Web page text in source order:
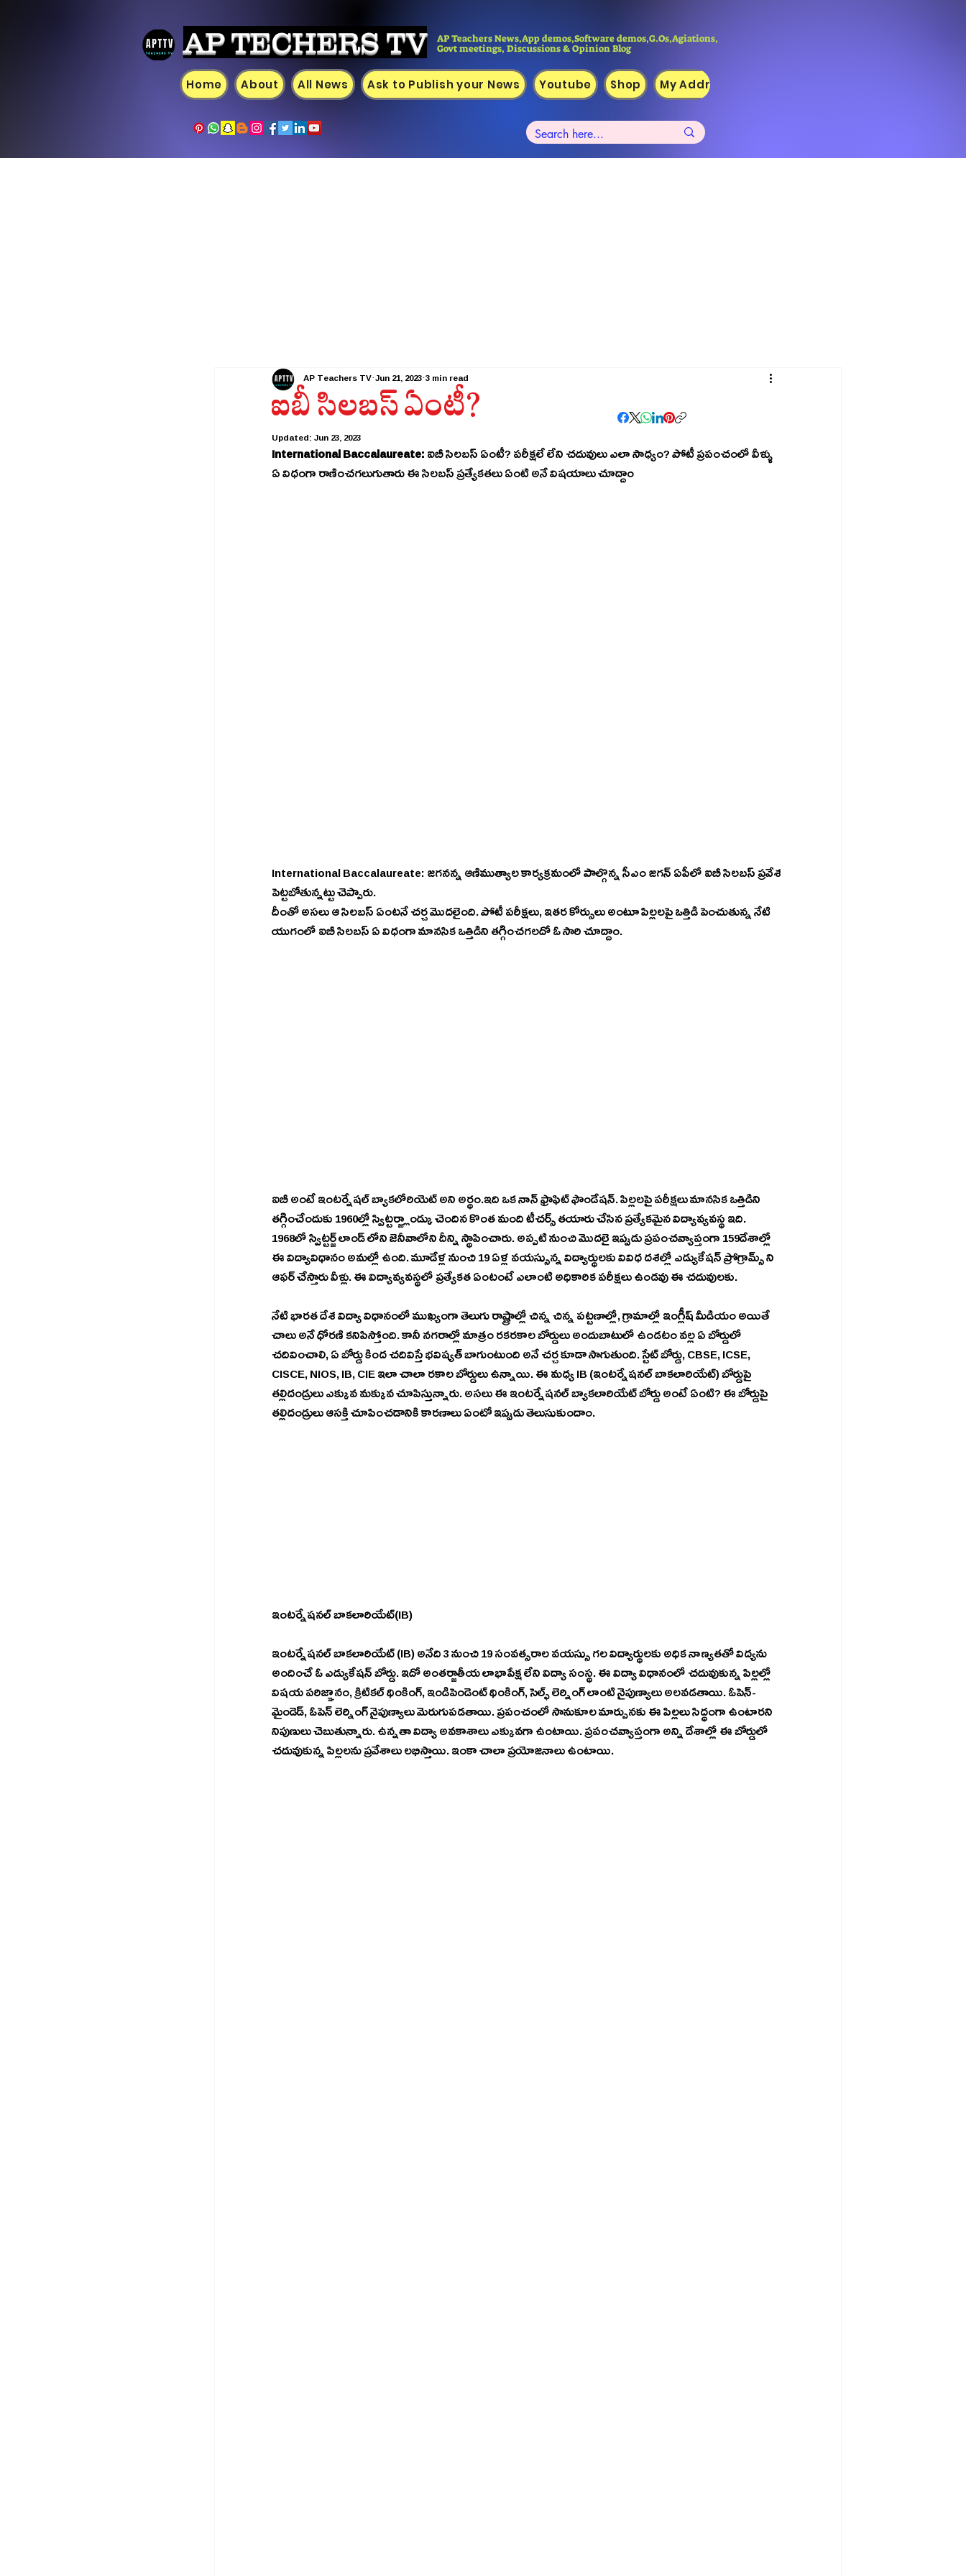
Home About All News Ask to Publish your News Youtube Shop My Addresses
AP TECHERS TV
AP Teachers News,App demos,Software demos,G.Os,Agiations,
Govt meetings, Discussions & Opinion Blog
ఐబీ సిలబస్‌ ఏంటీ?
AP Teachers TV Jun 21, 2023 3 min read
Updated:Jun 23, 2023
International Baccalaureate: ఐబీ సిలబస్‌ ఏంటీ? పరీక్షలే లేని చదువులు ఎలా సాధ్యం? పోటీ ప్రపంచంలో వీళ్ళు
ఏ విధంగా రాణించగలుగుతారు ఈ సిలబస్ ప్రత్యేకతలు ఏంటి అనే విషయాలు చూద్దాం
International Baccalaureate: జగనన్న ఆణిముత్యాల కార్యక్రమంలో పాల్గొన్న సీఎం జగన్ ఏపీలో ఐబీ సిలబస్ ప్రవేశ
పెట్టబోతున్నట్టు చెప్పారు.
దీంతో అసలు ఆ సిలబస్ ఏంటనే చర్చ మొదలైంది. పోటీ పరీక్షలు, ఇతర కోర్సులు అంటూ పిల్లలపై ఒత్తిడి పెంచుతున్న నేటి
యుగంలో ఐబీ సిలబస్ ఏ విధంగా మానసిక ఒత్తిడిని తగ్గించగలదో ఓ సారి చూద్దాం.
ఐబీ అంటే ఇంటర్నేషల్ బ్యాకలోరియెట్ అని అర్థం.ఇది ఒక నాన్ ఫ్రాఫిట్ ఫౌండేషన్. పిల్లలపై పరీక్షలు మానసిక ఒత్తిడిని
తగ్గించేందుకు 1960ల్లో స్విట్టర్జ్లాండ్కు చెందిన కొంత మంది టీచర్స్ తయారు చేసిన ప్రత్యేకమైన విద్యావ్యవస్థ ఇది.
1968లో స్విట్టర్జ్ లాండ్ లోని జెనీవాలోని దీన్ని స్థాపించారు. అప్పటి నుంచి మొదలై ఇప్పుడు ప్రపంచవ్యాప్తంగా 159దేశాల్లో
ఈ విద్యావిధానం అమల్లో ఉంది. మూడేళ్ల నుంచి 19 ఏళ్ల వయస్సున్న విద్యార్థులకు వివిధ దశల్లో ఎడ్యుకేషన్ ప్రోగ్రామ్స్ ని
ఆఫర్ చేస్తారు వీళ్లు. ఈ విద్యావ్యవస్థలో ప్రత్యేకత ఏంటంటే ఎలాంటి అధికారిక పరీక్షలు ఉండవు ఈ చదువులకు.
నేటి భారత దేశ విద్యా విధానంలో ముఖ్యంగా తెలుగు రాష్ట్రాల్లో చిన్న చిన్న పట్టణాల్లో, గ్రామాల్లో ఇంగ్లీష్ మీడియం అయితే
చాలు అనే ధోరణి కనిపిస్తోంది. కానీ నగరాల్లో మాత్రం రకరకాల బోర్డులు అందుబాటులో ఉండటం వల్ల ఏ బోర్డులో
చదివించాలి, ఏ బోర్డు కింద చదివిస్తే భవిష్యత్ బాగుంటుంది అనే చర్చ కూడా సాగుతుంది. స్టేట్ బోర్డు, CBSE, ICSE,
CISCE, NIOS, IB, CIE ఇలా చాలా రకాల బోర్డులు ఉన్నాయి. ఈ మధ్య IB (ఇంటర్నేషనల్ బాకలారియేట్) బోర్డుపై
తల్లిదండ్రులు ఎక్కువ మక్కువ చూపిస్తున్నారు. అసలు ఈ ఇంటర్నేషనల్ బ్యాకలారియేట్ బోర్డు అంటే ఏంటి? ఈ బోర్డుపై
తల్లిదండ్రులు ఆసక్తి చూపించడానికి కారణాలు ఏంటో ఇప్పుడు తెలుసుకుందాం.
ఇంటర్నేషనల్ బాకలారియేట్(IB)
ఇంటర్నేషనల్ బాకలారియేట్ (IB) అనేది 3 నుంచి 19 సంవత్సరాల వయస్సు గల విద్యార్థులకు అధిక నాణ్యతతో విద్యను
అందించే ఓ ఎడ్యుకేషన్ బోర్డు. ఇదో అంతర్జాతీయ లాభాపేక్ష లేని విద్యా సంస్థ. ఈ విద్యా విధానంలో చదువుకున్న పిల్లల్లో
విషయ పరిజ్ఞానం, క్రిటికల్ థింకింగ్, ఇండిపెండెంట్ థింకింగ్, సెల్ఫ్ లెర్నింగ్ లాంటి నైపుణ్యాలు అలవడతాయి. ఓపెన్-
మైండెడ్, ఓపెన్ లెర్నింగ్ నైపుణ్యాలు మెరుగుపడతాయి. ప్రపంచంలో సానుకూల మార్పునకు ఈ పిల్లలు సిద్ధంగా ఉంటారని
నిపుణులు చెబుతున్నారు. ఉన్నతా విద్యా అవకాశాలు ఎక్కువగా ఉంటాయి. ప్రపంచవ్యాప్తంగా అన్ని దేశాల్లో ఈ బోర్డులో
చదువుకున్న పిల్లలను ప్రవేశాలు లభిస్తాయి. ఇంకా చాలా ప్రయోజనాలు ఉంటాయి.